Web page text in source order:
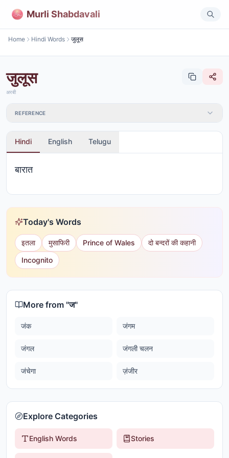
Murli Shabdavali
Home Hindi Words जुलूस
जुलूस
अरबी
REFERENCE
Hindi English Telugu
बारात
Today's Words
इतला मुसाफिरी Prince of Wales
दो बन्दरों की कहानी
Incognito
More from "ज"
जंक जंगम
जंगल जंगली चलन
जंचेगा ज़ंजीर
Explore Categories
English Words Stories